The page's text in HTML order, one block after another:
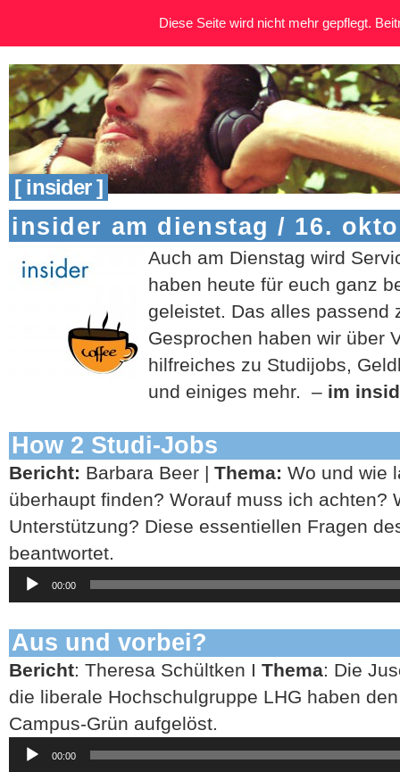
[ insider ]
insider am dienstag / 16.
Auch am Dienstag wird
haben heute für euch ganz
geleistet. Das alles passend
Gesprochen haben wir über
hilfreiches zu Studijobs,
und einiges mehr. – im
How 2 Studi-Jobs
Bericht: Barbara Beer | Thema: Wo und wie
überhaupt finden? Worauf muss ich achten?
Unterstützung? Diese essentiellen Fragen
beantwortet.
Audio-
Player
00:00
Aus und vorbei?
Bericht: Theresa Schültken I Thema: Die
die liberale Hochschulgruppe LHG haben
Campus-Grün aufgelöst.
Audio-
Player
00:00
Diese Seite wird nicht mehr gepflegt.